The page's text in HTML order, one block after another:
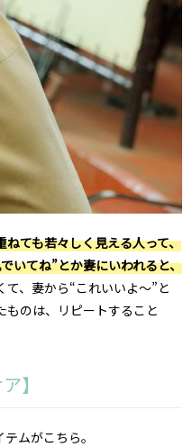
ねても若々しく見える人って、
いてね”とか妻にいわれると、
、妻から“これいいよ～”と
ものは、リピートすること
】
ムがこちら。